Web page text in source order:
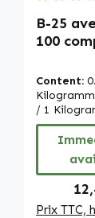
Average
B-25
100
avec
- pour
les
peau,
Warnke
Content:
/ 1
Prix TTC,